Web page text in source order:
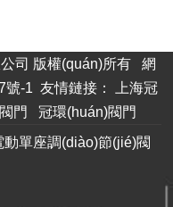
司 版權(quán)所有 網
號-1 友情鏈接：
上海冠
門
冠環(huán)閥門
動單座調(diào)節(jié)閥